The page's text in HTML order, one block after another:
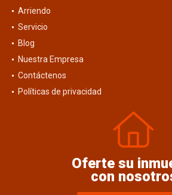
Arriendo
Servicio
Blog
Nuestra Empresa
Contáctenos
Políticas de privacidad
Oferte su
con